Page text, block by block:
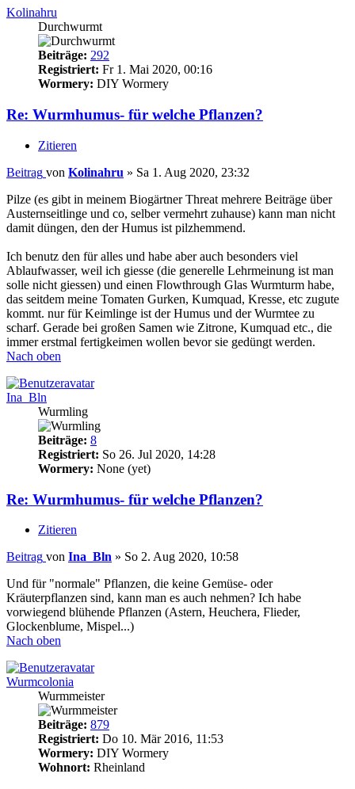
Kolinahru
Durchwurmt
Beiträge: 292
Registriert: Fr 1. Mai 2020, 00:16
Wormery: DIY Wormery
Re: Wurmhumus- für welche Pflanzen?
Zitieren
Beitrag von Kolinahru » Sa 1. Aug 2020, 23:32
Pilze (es gibt in meinem Biogärtner Threat mehrere Beiträge über
Austernseitlinge und co, selber vermehrt zuhause) kann man nicht
damit düngen, den der Humus ist pilzhemmend.
Ich benutz den für alles und habe aber auch besonders viel
Ablaufwasser, weil ich giesse (die generelle Lehrmeinung ist man
solle nicht giessen) und einen Flowthrough Glas Wurmturm habe,
das seitdem meine Tomaten Gurken, Kumquad, Kresse, etc zugute
kommt. nur für Keimlinge ist der Humus und der Wurmtee zu
scharf. Gerade bei großen Samen wie Zitrone, Kumquad etc., die
immer erstmal fertigkeimen wollen bevor sie gedüngt werden.
Nach oben
Ina_Bln
Wurmling
Beiträge: 8
Registriert: So 26. Jul 2020, 14:28
Wormery: None (yet)
Re: Wurmhumus- für welche Pflanzen?
Zitieren
Beitrag von Ina_Bln » So 2. Aug 2020, 10:58
Und für "normale" Pflanzen, die keine Gemüse- oder
Kräuterpflanzen sind, kann man es auch nehmen? Ich habe
vorwiegend blühende Pflanzen (Astern, Heuchera, Flieder,
Glockenblume, Mispel...)
Nach oben
Wurmcolonia
Wurmmeister
Beiträge: 879
Registriert: Do 10. Mär 2016, 11:53
Wormery: DIY Wormery
Wohnort: Rheinland